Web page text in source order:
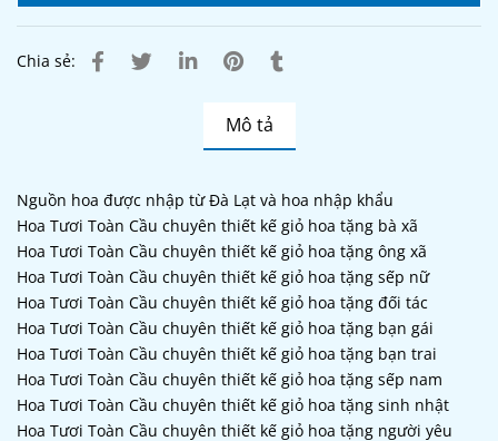
Chia sẻ:
Mô tả
Nguồn hoa được nhập từ Đà Lạt và hoa nhập khẩu
Hoa Tươi Toàn Cầu chuyên thiết kế giỏ hoa tặng bà xã
Hoa Tươi Toàn Cầu chuyên thiết kế giỏ hoa tặng ông xã
Hoa Tươi Toàn Cầu chuyên thiết kế giỏ hoa tặng sếp nữ
Hoa Tươi Toàn Cầu chuyên thiết kế giỏ hoa tặng đối tác
Hoa Tươi Toàn Cầu chuyên thiết kế giỏ hoa tặng bạn gái
Hoa Tươi Toàn Cầu chuyên thiết kế giỏ hoa tặng bạn trai
Hoa Tươi Toàn Cầu chuyên thiết kế giỏ hoa tặng sếp nam
Hoa Tươi Toàn Cầu chuyên thiết kế giỏ hoa tặng sinh nhật
Hoa Tươi Toàn Cầu chuyên thiết kế giỏ hoa tặng người yêu